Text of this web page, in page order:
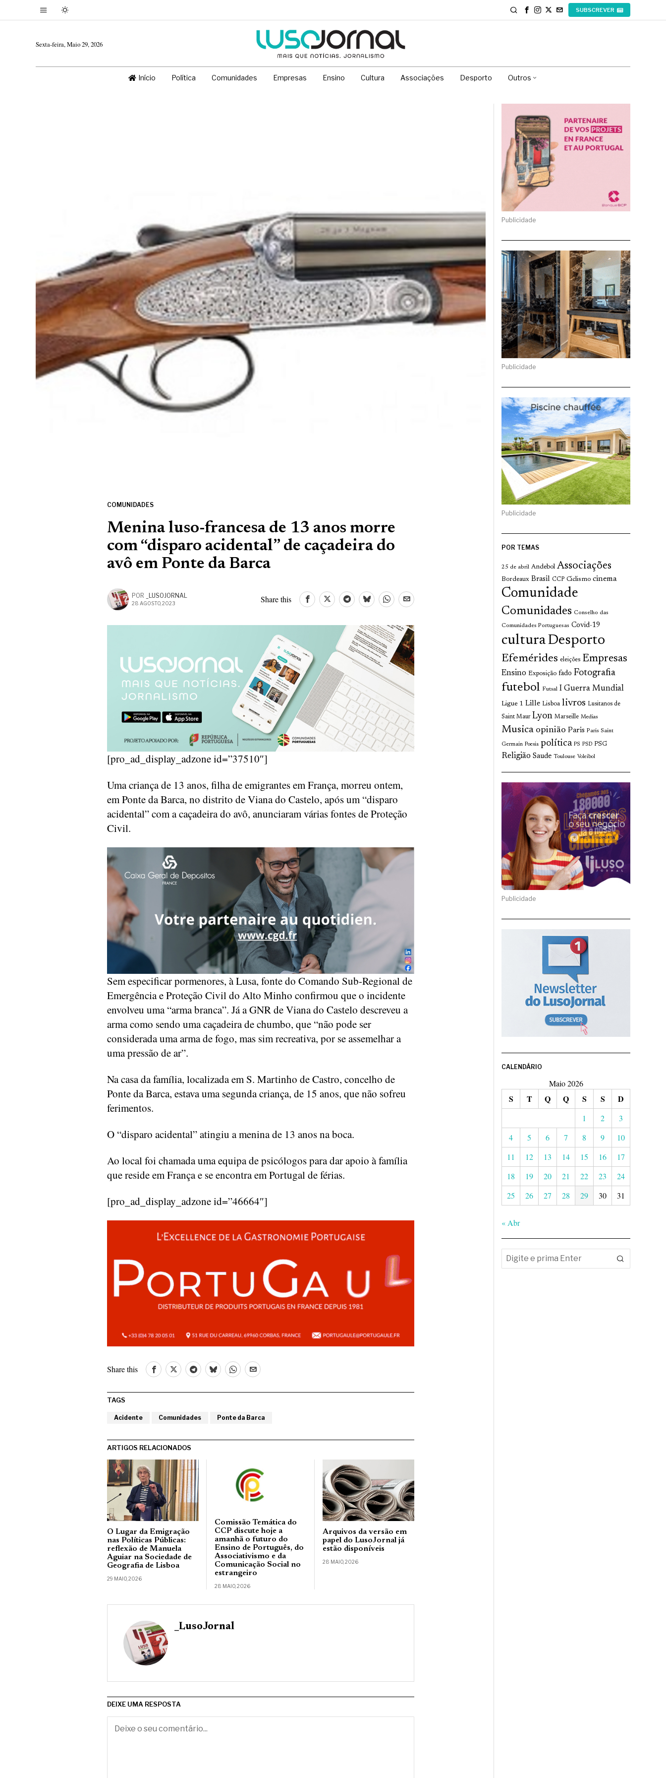
SUBSCREVER
Sexta-feira, Maio 29, 2026
Início Política Comunidades Empresas Ensino Cultura Associações Desporto Outros
COMUNIDADES
Menina luso-francesa de 13 anos morre
com “disparo acidental” de caçadeira do
avô em Ponte da Barca
POR _LUSOJORNAL
28 AGOSTO, 2023 Share this
[pro_ad_display_adzone id=”37510″]
Uma criança de 13 anos, filha de emigrantes em França, morreu ontem,
em Ponte da Barca, no distrito de Viana do Castelo, após um “disparo
acidental” com a caçadeira do avô, anunciaram várias fontes de Proteção
Civil.
Sem especificar pormenores, à Lusa, fonte do Comando Sub-Regional de
Emergência e Proteção Civil do Alto Minho confirmou que o incidente
envolveu uma “arma branca”. Já a GNR de Viana do Castelo descreveu a
arma como sendo uma caçadeira de chumbo, que “não pode ser
considerada uma arma de fogo, mas sim recreativa, por se assemelhar a
uma pressão de ar”.
Na casa da família, localizada em S. Martinho de Castro, concelho de
Ponte da Barca, estava uma segunda criança, de 15 anos, que não sofreu
ferimentos.
O “disparo acidental” atingiu a menina de 13 anos na boca.
Ao local foi chamada uma equipa de psicólogos para dar apoio à família
que reside em França e se encontra em Portugal de férias.
[pro_ad_display_adzone id=”46664″]
Share this
TAGS
Acidente Comunidades Ponte da Barca
ARTIGOS RELACIONADOS
O Lugar da Emigração
nas Políticas Públicas:
reflexão de Manuela
Aguiar na Sociedade de
Geografia de Lisboa
29 MAIO, 2026
Comissão Temática do
CCP discute hoje a
amanhã o futuro do
Ensino de Português, do
Associativismo e da
Comunicação Social no
estrangeiro
28 MAIO, 2026
Arquivos da versão em
papel do LusoJornal já
estão disponíveis
28 MAIO, 2026
_LusoJornal
DEIXE UMA RESPOSTA
Publicidade
Publicidade
Publicidade
POR TEMAS
25 de abril Andebol Associações
Bordeaux Brasil CCP Ciclismo cinema
Comunidade
Comunidades Conselho das
Comunidades Portuguesas Covid-19
culturaDesporto
Efemérides eleições Empresas
Ensino Exposição fado Fotografia
futebol Futsal I Guerra Mundial
Ligue 1 Lille Lisboa livros Lusitanos de
Saint Maur Lyon Marseille Medias
Musica opinião Paris Paris Saint
Germain Poesia política PS PSD PSG
Religião Saude Toulouse Voleibol
Publicidade
CALENDÁRIO
Maio 2026
S T Q Q S S D
1 2
3
4
5 6 7 8 9
10
11
12 13 14 15 16
17
18
19 20 21 22 23
24
25
26 27 28 29 30 31
« Abr